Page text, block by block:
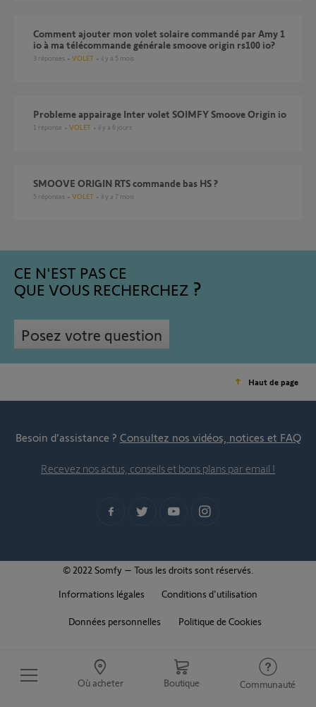
Où acheter Boutique Communauté
Comment ajouter mon volet solaire commandé par Amy 1
io à ma télécommande générale smoove origin rs100 io?
3 réponses VOLET il y a 5 mois
probleme appairage Inter volet SOIMFY Smoove Origin io
1 réponse VOLET il y a 6 jours
SMOOVE ORIGIN RTS commande bas HS ?
5 réponses VOLET il y a 7 mois
CE N'EST PAS CE
QUE VOUS RECHERCHEZ
Posez votre question
Haut de page
Besoin d’assistance ? Consultez nos vidéos, notices et FAQ
Recevez nos actus, conseils et bons plans par email !
© 2022 Somfy – Tous les droits sont réservés.
Informations légales
Conditions d'utilisation
Données personnelles Politique de Cookies